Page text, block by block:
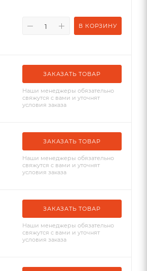
В КОРЗИНУ
ЗАКАЗАТЬ ТОВАР
Наши менеджеры обязательно
свяжутся с вами и уточнят
условия заказа
ЗАКАЗАТЬ ТОВАР
Наши менеджеры обязательно
свяжутся с вами и уточнят
условия заказа
ЗАКАЗАТЬ ТОВАР
Наши менеджеры обязательно
свяжутся с вами и уточнят
условия заказа